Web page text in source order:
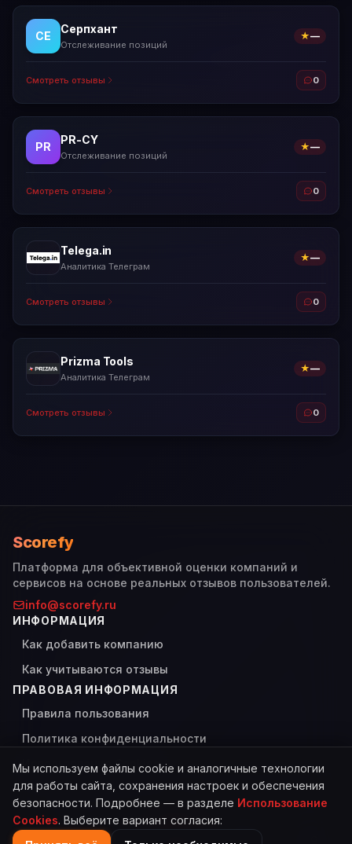
СЕ
Серпхант
Отслеживание позиций
★—
Смотреть отзывы 0
PR
PR-CY
Отслеживание позиций
★—
Смотреть отзывы 0
Telega.in
Аналитика Телеграм
★—
Смотреть отзывы 0
Prizma Tools
Аналитика Телеграм
★—
Смотреть отзывы 0
Scorefy
Платформа для объективной оценки компаний и
сервисов на основе реальных отзывов пользователей.
info@scorefy.ru
ИНФОРМАЦИЯ
Как добавить компанию
Как учитываются отзывы
ПРАВОВАЯ ИНФОРМАЦИЯ
Правила пользования
Политика конфиденциальности
Использование Cookies
© 2026 Scorefy. Все права защищены.
Мы используем файлы cookie и аналогичные технологии
для работы сайта, сохранения настроек и обеспечения
безопасности. Подробнее — в разделе Использование
Cookies. Выберите вариант согласия: